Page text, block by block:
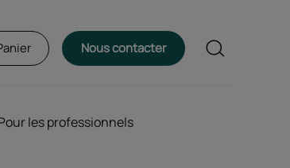
Nous contacter Rechercher
les professionnels